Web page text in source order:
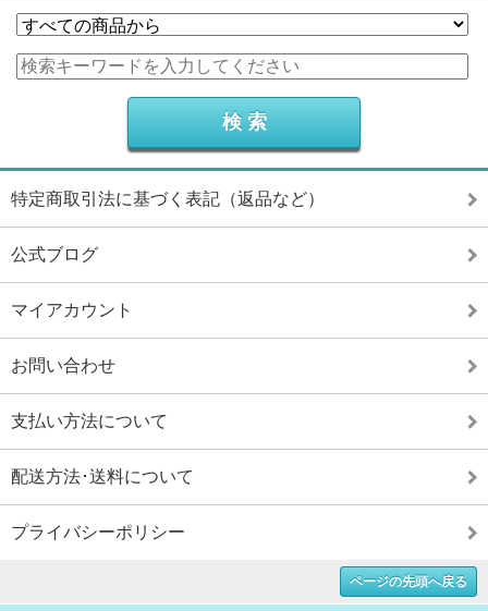
特定商取引法に基づく表記（返品など）
公式ブログ
マイアカウント
お問い合わせ
支払い方法について
配送方法･送料について
プライバシーポリシー
ページの先頭へ戻る